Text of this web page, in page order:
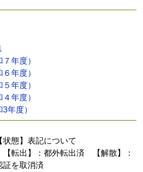
年度）
年度）
年度）
年度）
年度）
態】表記について
転出】：都外転出済 【解散】：
を取消済